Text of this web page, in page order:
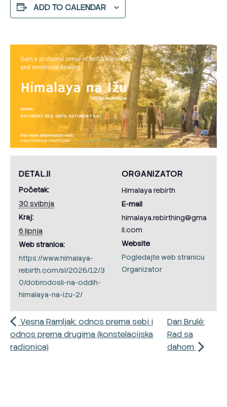
ADD TO CALENDAR
DETALJI
Početak:
30 svibnja
Kraj:
6 lipnja
Web stranica:
https://www.himalaya-
rebirth.com/sl/2025/12/3
0/dobrodosli-na-oddih-
himalaya-na-izu-2/
ORGANIZATOR
Himalaya rebirth
E-mail
himalaya.rebirthing@gma
il.com
Website
Pogledajte web stranicu
Organizator
Vesna Ramljak: odnos prema sebi i
odnos prema drugima (konstelacijska
radionica)
Dan Brulé:
Rad sa
dahom